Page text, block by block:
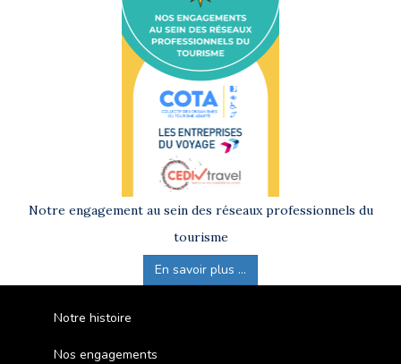
Notre engagement au sein des réseaux professionnels du
tourisme
En savoir plus ...
Notre histoire
Nos engagements